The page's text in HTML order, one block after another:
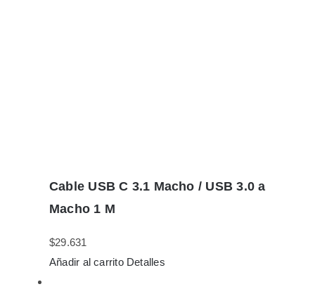
Cable USB C 3.1 Macho / USB 3.0 a
Macho 1 M
$29.631
Añadir al carrito Detalles